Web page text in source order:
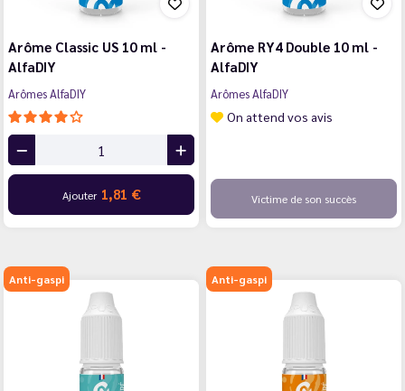
Arôme Classic US 10 ml -
AlfaDIY
Arômes AlfaDIY
Ajouter 1,81 €
Arôme RY4 Double 10 ml -
AlfaDIY
Arômes AlfaDIY
On attend vos avis
Victime de son succès
Anti-gaspi Anti-gaspi